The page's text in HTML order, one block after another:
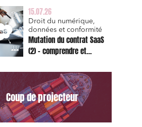
est d’abord un sujet de
risque juridique
15.07.26
Droit du numérique,
données et conformité
Mutation du contrat SaaS
(2) – comprendre et
types de la Commission
pour le Data Act
Coup de projecteur